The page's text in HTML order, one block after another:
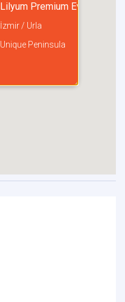
Lilyum Premium Evleri
İzmir / Urla
Unique Peninsula